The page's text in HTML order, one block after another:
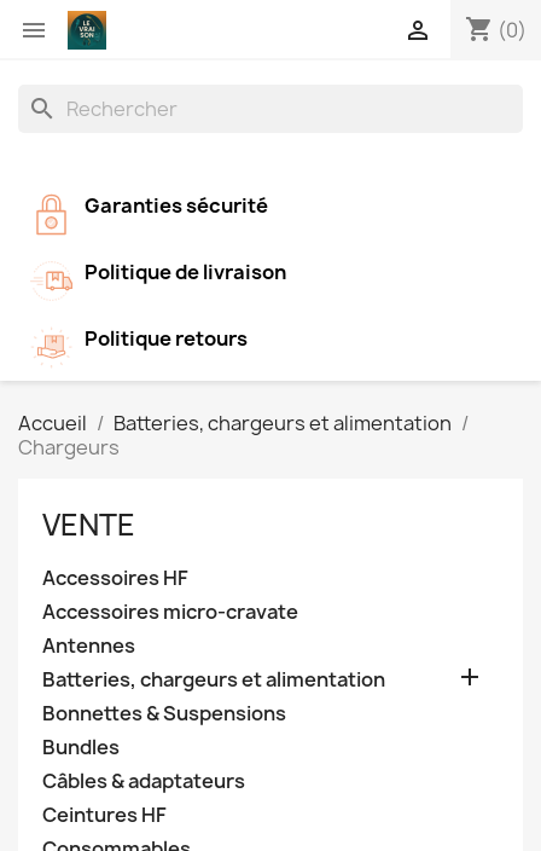
 shopping_cart (0)

search
Garanties sécurité
Politique de livraison
Politique retours
Accueil
Batteries, chargeurs et alimentation
Chargeurs
VENTE
Accessoires HF
Accessoires micro-cravate
Antennes
Batteries, chargeurs et alimentation

Bonnettes & Suspensions
Bundles
Câbles & adaptateurs
Ceintures HF